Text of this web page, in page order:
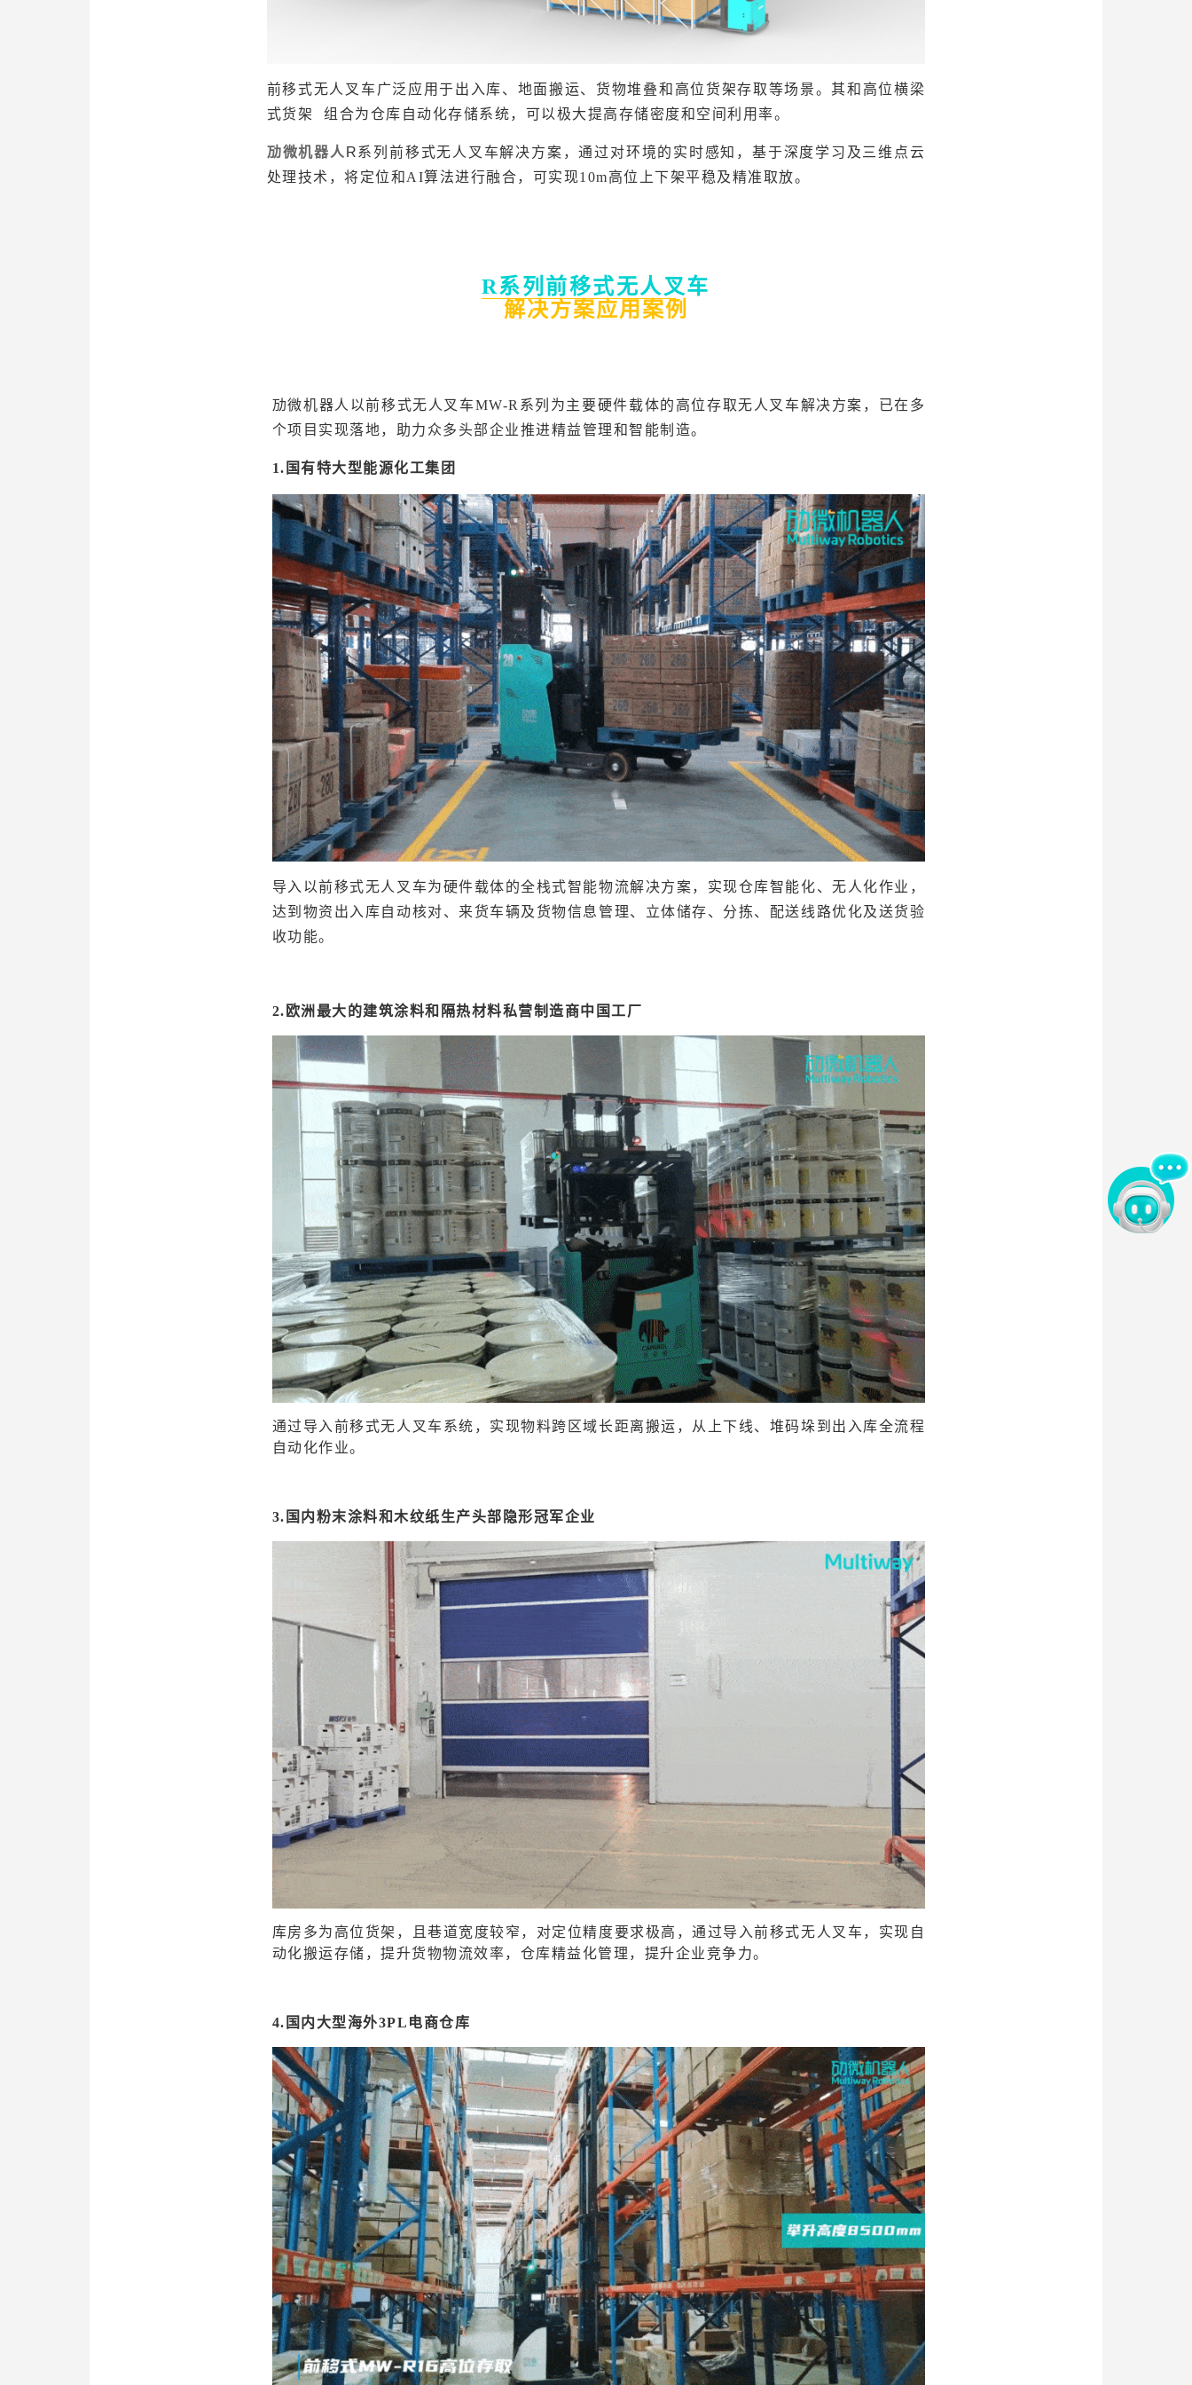
前移式无人叉车广泛应用于出入库、地面搬运、货物堆叠和高位货架存取等场景。其和高位横梁
式货架
组合为仓库自动化存储系统，可以极大提高存储密度和空间利用率。
劢微机器人 R系列前移式无人叉车解决方案，通过对环境的实时感知，基于深度学习及三维点云
处理技术，将定位和AI算法进行融合，可实现10m高位上下架平稳及精准取放。
R系列前移式无人叉车
解决方案应用案例
劢微机器人以前移式无人叉车MW-R系列为主要硬件载体的高位存取无人叉车解决方案，已在多
个项目实现落地，助力众多头部企业推进精益管理和智能制造。
1.国有特大型能源化工集团
导入以前移式无人叉车为硬件载体的全栈式智能物流解决方案，实现仓库智能化、无人化作业，
达到物资出入库自动核对、来货车辆及货物信息管理、立体储存、分拣、配送线路优化及送货验
收功能。
2.欧洲最大的建筑涂料和隔热材料私营制造商中国工厂
通过导入前移式无人叉车系统，实现物料跨区域长距离搬运，从上下线、堆码垛到出入库全流程
自动化作业。
3.国内粉末涂料和木纹纸生产头部隐形冠军企业
库房多为高位货架，且巷道宽度较窄，对定位精度要求极高，通过导入前移式无人叉车，实现自
动化搬运存储，提升货物物流效率，仓库精益化管理，提升企业竞争力。
4.国内大型海外3PL电商仓库